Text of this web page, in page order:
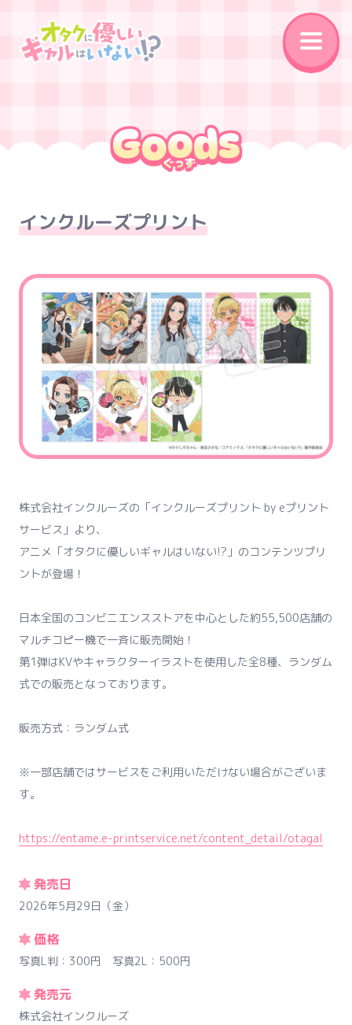
Introduction Story
Staff&Cast
Music Movie
インクルーズプリント
株式会社インクルーズの「インクルーズプリント by eプリント
サービス」より、
アニメ「オタクに優しいギャルはいない!?」のコンテンツプリ
ントが登場！
日本全国のコンビニエンスストアを中心とした約55,500店舗の
マルチコピー機で一斉に販売開始！
第1弾はKVやキャラクターイラストを使用した全8種、ランダム
式での販売となっております。
販売方式：ランダム式
※一部店舗ではサービスをご利用いただけない場合がございま
す。
https://entame.e-printservice.net/content_detail/otagal
発売日
2026年5月29日（金）
価格
写真L判：300円 写真2L：500円
発売元
株式会社インクルーズ